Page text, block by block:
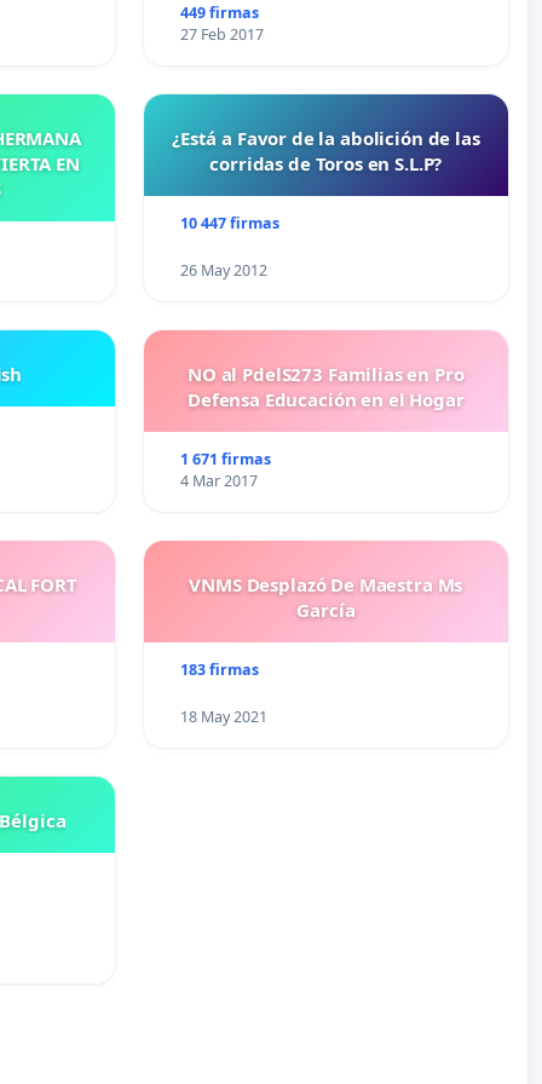
449 firmas
27 Feb 2017
EN
¿Está a Favor de la abolición de las
corridas de Toros en S.L.P?
10 447 firmas
26 May 2012
NO al PdelS273 Familias en Pro
Defensa Educación en el Hogar
1 671 firmas
4 Mar 2017
FORT
VNMS Desplazó De Maestra Ms
García
183 firmas
18 May 2021